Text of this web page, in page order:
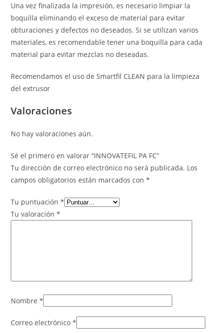
Una vez finalizada la impresión, es necesario limpiar la
boquilla eliminando el exceso de material para evitar
obturaciones y defectos no deseados. Si se utilizan varios
materiales, es recomendable tener una boquilla para cada
material para evitar mezclas no deseadas.
Recomendamos el uso de Smartfil CLEAN para la limpieza
del extrusor
Valoraciones
No hay valoraciones aún.
Sé el primero en valorar “INNOVATEFIL PA FC”
Tu dirección de correo electrónico no será publicada. Los
campos obligatorios están marcados con*
Tu puntuación*
Tu valoración*
Nombre*
Correo electrónico*